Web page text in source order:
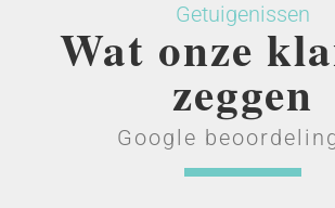
Getuigenissen
Wat onze
zeggen
Google